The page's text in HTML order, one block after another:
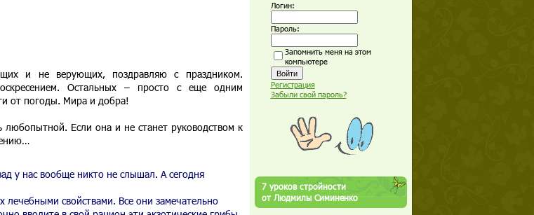
и не верующих, поздравляю с праздником.
Остальных – просто с еще одним
от погоды. Мира и добра!
Если она и не станет руководством к
у нас вообще никто не слышал. А сегодня
лечебными свойствами. Все они замечательно
Логин:
Пароль:
Запомнить меня на этом
компьютере
Регистрация
Забыли свой пароль?
7 уроков стройности
от Людмилы Симиненко